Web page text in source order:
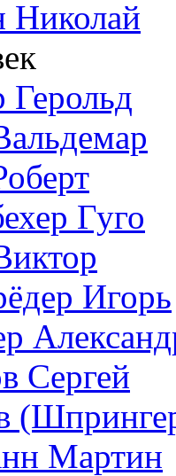
Николай
Герольд
Гуго
Игорь
Сергей
Мартин